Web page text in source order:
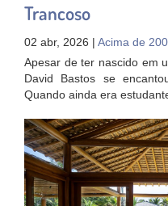
Trancoso
02 abr, 2026 | Acima de
Apesar de ter nascido em
David Bastos se
Quando ainda era